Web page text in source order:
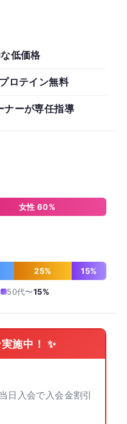
低価格
ロテイン無料
ナーが専任指導
女性 60%
25% 15%
50代〜15%
施中！ ✨
日入会で入会金割引